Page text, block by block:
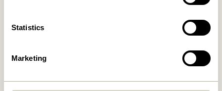
Statistics
Marketing